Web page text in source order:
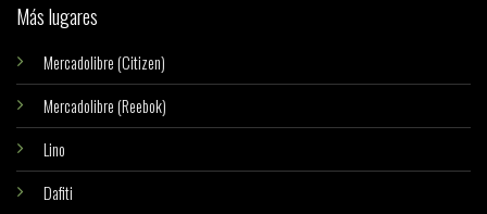
Más lugares
Mercadolibre (Citizen)
Mercadolibre (Reebok)
Lino
Dafiti